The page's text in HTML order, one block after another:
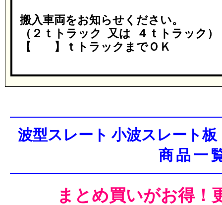
搬入車両をお知らせください。
（２ｔトラック 又は ４ｔトラック）
【 】ｔトラックまでＯＫ
波型スレート 小波スレート
商品一
まとめ買いがお得！